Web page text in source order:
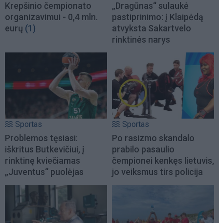
Krepšinio čempionato
organizavimui - 0,4 mln.
eurų (1)
„Dragūnas“ sulaukė
pastiprinimo: į Klaipėdą
atvyksta Sakartvelo
rinktinės narys
Sportas
Problemos tęsiasi:
iškritus Butkevičiui, į
rinktinę kviečiamas
„Juventus“ puolėjas
Sportas
Po rasizmo skandalo
prabilo pasaulio
čempionei kenkęs lietuvis,
jo veiksmus tirs policija